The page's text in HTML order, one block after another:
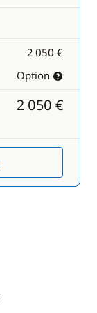
2 050 €
Option
2 050 €